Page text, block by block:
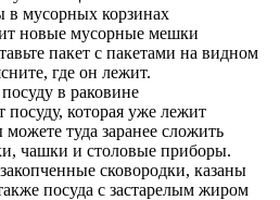
в мусорных корзинах
новые мусорные мешки
пакет с пакетами на видном
где он лежит.
в раковине
которая уже лежит
туда заранее сложить
чашки и столовые приборы.
сковородки, казаны
посуда с застарелым жиром